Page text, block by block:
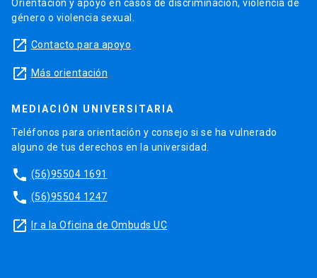
Orientación y apoyo en casos de discriminación, violencia de
género o violencia sexual.
launch Contacto para apoyo
launch Más orientación
MEDIACIÓN UNIVERSITARIA
Teléfonos para orientación y consejo si se ha vulnerado
alguno de tus derechos en la universidad.
phone (56)95504 1691
phone (56)95504 1247
launch Ir a la Oficina de Ombuds UC